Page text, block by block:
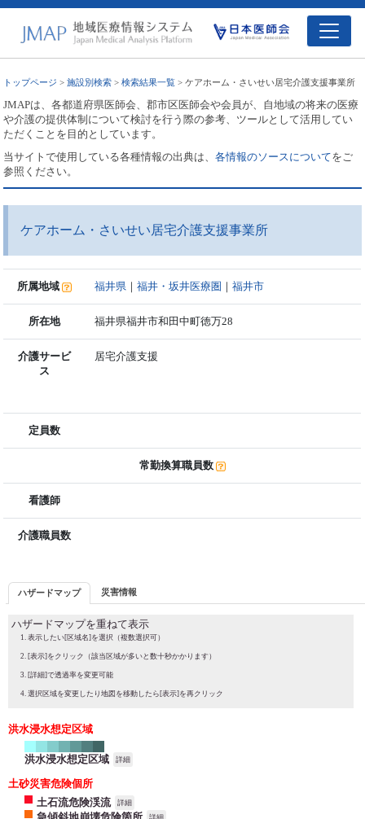
トップページ >施設別検索 >検索結果一覧 > ケアホーム・さいせい居宅介護支援事業所
JMAPは、各都道府県医師会、郡市区医師会や会員が、自地域の将来の医療
や介護の提供体制について検討を行う際の参考、ツールとして活用してい
ただくことを目的としています。
当サイトで使用している各種情報の出典は、各情報のソースについてをご
参照ください。
ケアホーム・さいせい居宅介護支援事業所
所属地域 福井県 ｜福井・坂井医療圏 ｜福井市
所在地 福井県福井市和田中町徳万28
介護サービ
ス
居宅介護支援
定員数
常勤換算職員数
看護師
介護職員数
ハザードマップ 災害情報
ハザードマップを重ねて表示
表示したい[区域名]を選択（複数選択可）
[表示]をクリック（該当区域が多いと数十秒かかります）
[詳細]で透過率を変更可能
選択区域を変更したり地図を移動したら[表示]を再クリック
洪水浸水想定区域
洪水浸水想定区域 詳細
土砂災害危険個所
土石流危険渓流
詳細
詳細